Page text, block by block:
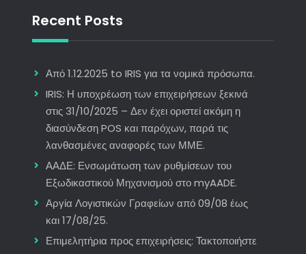
Recent Posts
Από 1.12.2025 to IRIS για τα νομικά πρόσωπα.
IRIS: Η υποχρέωση των επιχειρήσεων ξεκινά
στις 31/10/2025 – Δεν έχει οριστεί ακόμη η
διασύνδεση POS και παρόχων, παρά τις
λανθασμένες αναφορές των ΜΜΕ.
ΑΑΔΕ: Ενσωμάτωση των ρυθμίσεων του
Εξωδικαστικού Μηχανισμού στο myAADE.
Αργία Λογιστικών Γραφείων από 09/08 έως
και 17/08/25.
Επιμελητήρια προς επιχειρήσεις: Τακτοποιήστε